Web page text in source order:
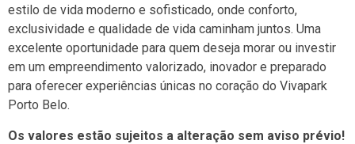
estilo de vida moderno e sofisticado, onde conforto,
exclusividade e qualidade de vida caminham juntos. Uma
excelente oportunidade para quem deseja morar ou investir
em um empreendimento valorizado, inovador e preparado
para oferecer experiências únicas no coração do Vivapark
Porto Belo.
Os valores estão sujeitos a alteração sem aviso prévio!